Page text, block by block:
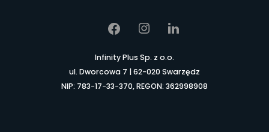
Infinity Plus Sp. z o.o.
ul. Dworcowa 7 | 62-020 Swarzędz
NIP: 783-17-33-370, REGON: 362998908